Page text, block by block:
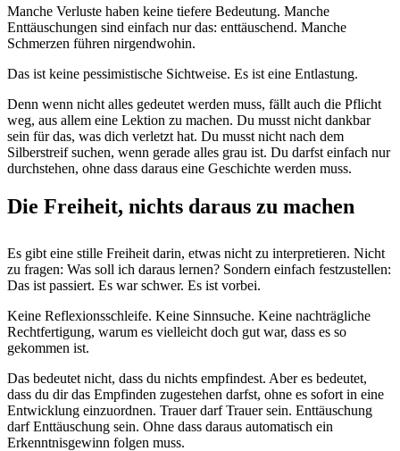
Manche Verluste haben keine tiefere Bedeutung. Manche
Enttäuschungen sind einfach nur das: enttäuschend. Manche
Schmerzen führen nirgendwohin.
Das ist keine pessimistische Sichtweise. Es ist eine Entlastung.
Denn wenn nicht alles gedeutet werden muss, fällt auch die Pflicht
weg, aus allem eine Lektion zu machen. Du musst nicht dankbar
sein für das, was dich verletzt hat. Du musst nicht nach dem
Silberstreif suchen, wenn gerade alles grau ist. Du darfst einfach nur
durchstehen, ohne dass daraus eine Geschichte werden muss.
Die Freiheit, nichts daraus zu machen
Es gibt eine stille Freiheit darin, etwas nicht zu interpretieren. Nicht
zu fragen: Was soll ich daraus lernen? Sondern einfach festzustellen:
Das ist passiert. Es war schwer. Es ist vorbei.
Keine Reflexionsschleife. Keine Sinnsuche. Keine nachträgliche
Rechtfertigung, warum es vielleicht doch gut war, dass es so
gekommen ist.
Das bedeutet nicht, dass du nichts empfindest. Aber es bedeutet,
dass du dir das Empfinden zugestehen darfst, ohne es sofort in eine
Entwicklung einzuordnen. Trauer darf Trauer sein. Enttäuschung
darf Enttäuschung sein. Ohne dass daraus automatisch ein
Erkenntnisgewinn folgen muss.